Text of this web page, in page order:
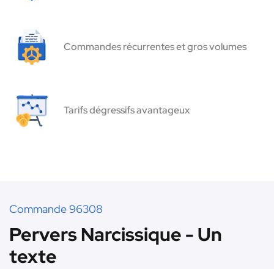
Commandes récurrentes et gros volumes
Tarifs dégressifs avantageux
Commande 96308
Pervers Narcissique - Un
texte